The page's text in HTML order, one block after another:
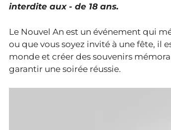
interdite aux - de 18 ans.
Le Nouvel An est un événement qui
ou que vous soyez invité à une fête,
monde et créer des souvenirs
garantir une soirée réussie.